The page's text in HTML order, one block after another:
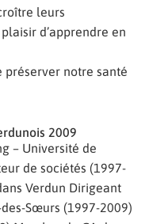
leurs
d’apprendre en
préserver notre santé
2009
– Université de
de sociétés (1997-
Verdun Dirigeant
Sœurs (1997-2009)